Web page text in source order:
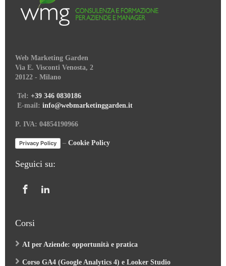
Web Marketing Garden
Via E. Visconti Venosta, 2
20122 - Milano
Tel:
+39 346 0830186
E-mail:
info@webmarketinggarden.it
P. IVA: 04854190966
Privacy Policy Cookie Policy
Seguici su:
Corsi
AI per Aziende: opportunità e pratica
Corso GA4 (Google Analytics 4) e Looker Studio